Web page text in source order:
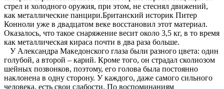
стрел и холодного оружия, при этом, не стеснял движений,
как металлические панцири.Британский историк Питер
Конноли уже в двадцатом веке восстановил этот материал.
Оказалось, что такое снаряжение весит около 3,5 кг, в то время
как металлическая кираса почти в два раза больше.
У Александра Македонского глаза были разного цвета: один
голубой, а второй – карий. Кроме того, он страдал сколиозом
шейных позвонков, поэтому, его голова была постоянно
наклонена в одну сторону. У каждого, даже самого сильного
человека, есть свои слабости. По воспоминаниям